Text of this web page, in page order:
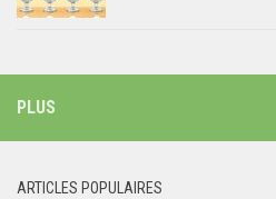
PLUS
ARTICLES POPULAIRES